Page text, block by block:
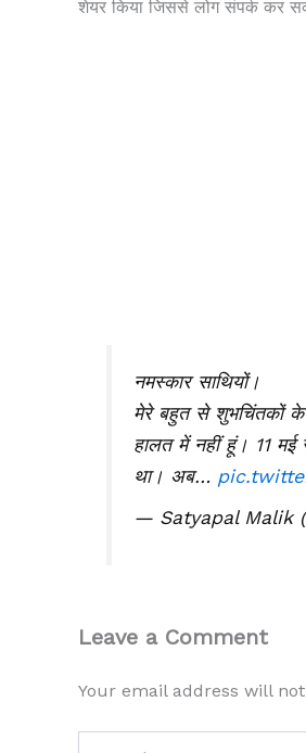
शेयर किया जिससे लोग संपर्क कर
नमस्कार साथियों।
मेरे बहुत से शुभचिंतकों के
हालत में नहीं हूं। 11 मई
था। अब…
— Satyapal Malik
Leave a Comment
Your email address will